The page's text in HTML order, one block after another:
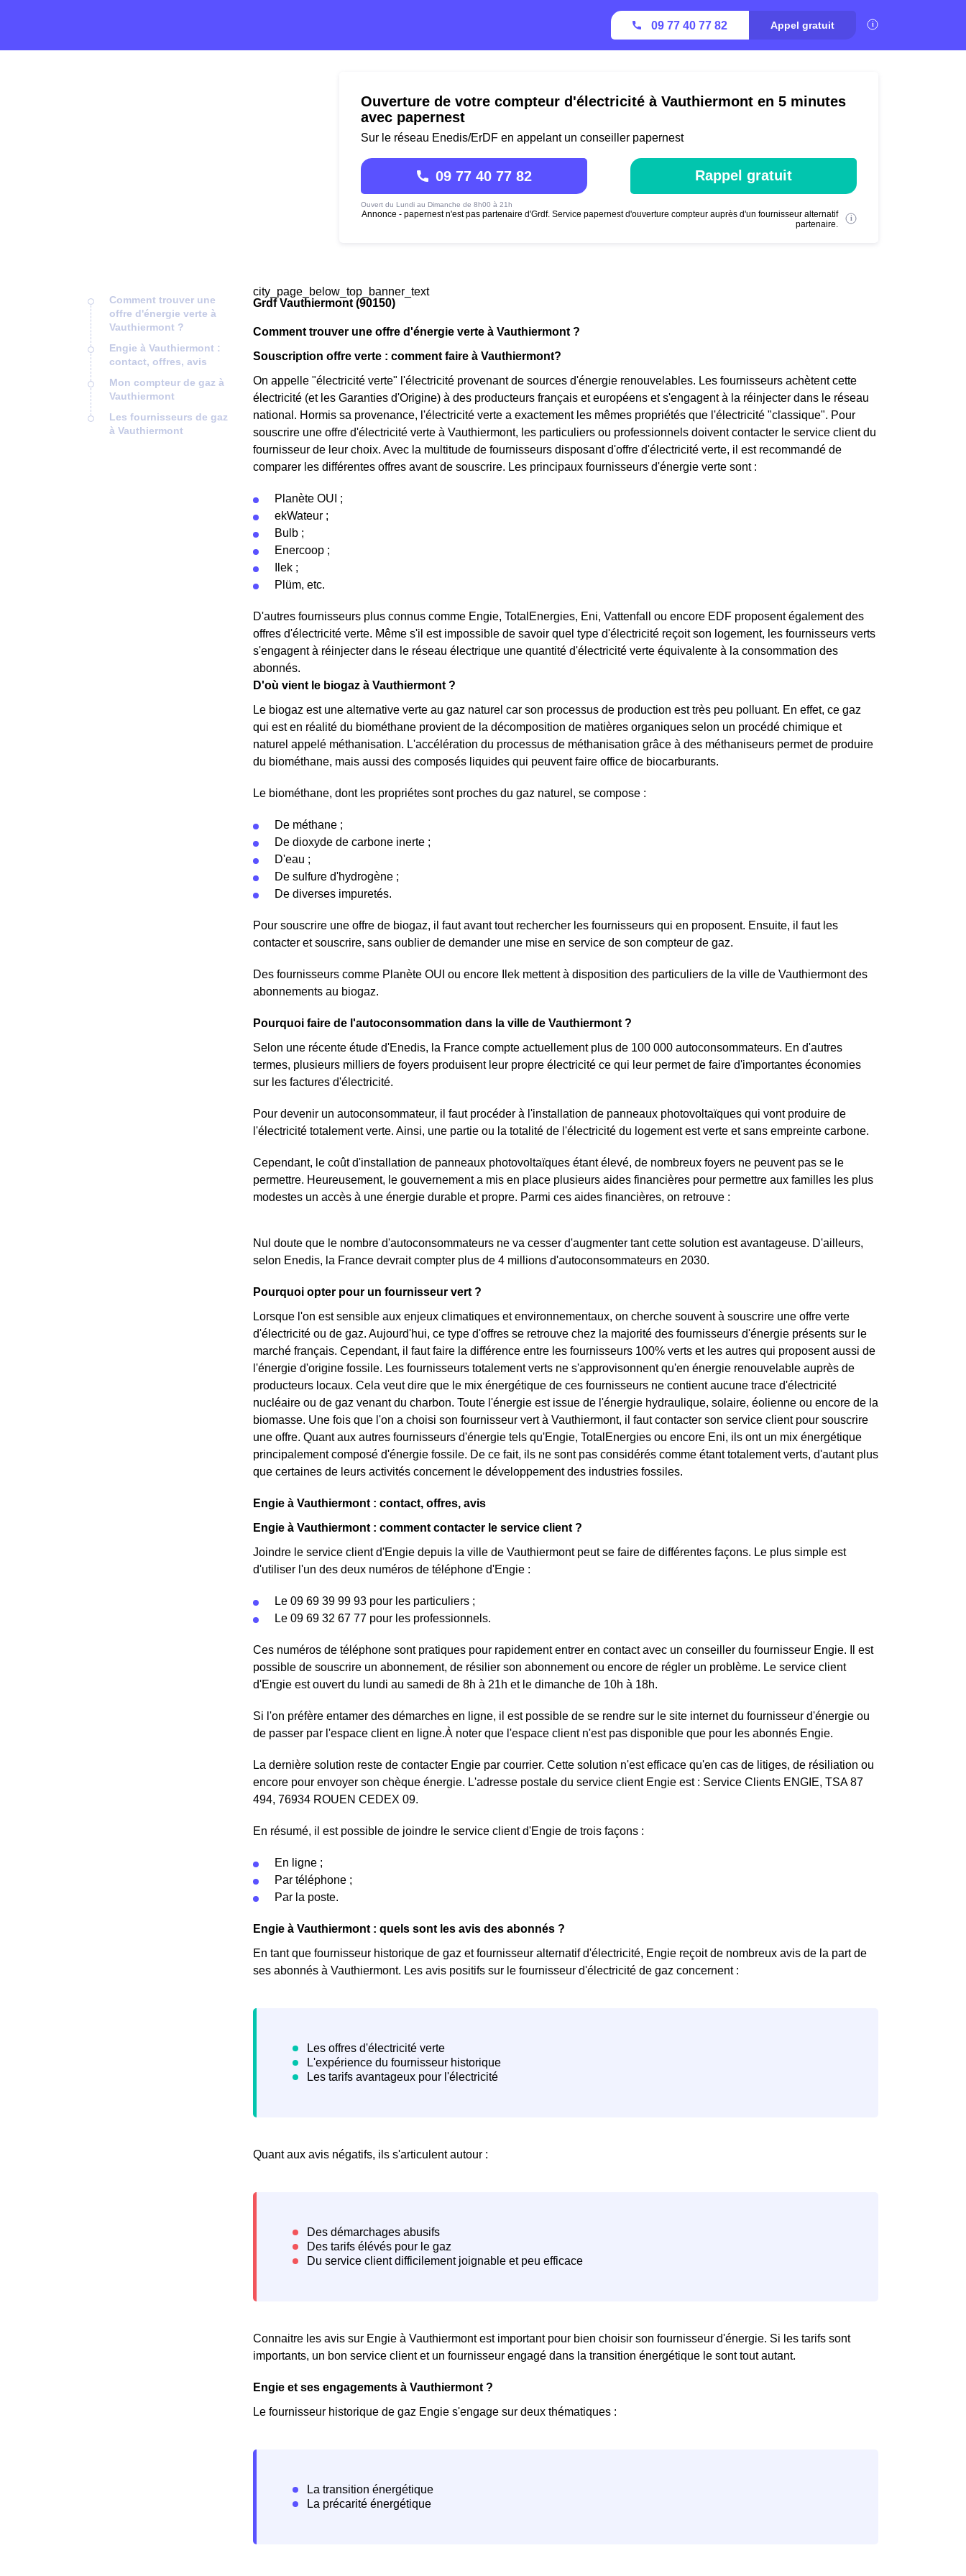
09 77 40 77 82 Appel gratuit
Ouverture de votre compteur d'électricité à Vauthiermont en 5 minutes
avec papernest
Sur le réseau Enedis/ErDF en appelant un conseiller papernest
09 77 40 77 82
Ouvert du Lundi au Dimanche de 8h00 à 21h
Rappel gratuit
Annonce - papernest n'est pas partenaire d'Grdf. Service papernest d'ouverture compteur auprès d'un fournisseur alternatif
partenaire.
Comment trouver une
offre d'énergie verte à
Vauthiermont ?
Engie à Vauthiermont :
contact, offres, avis
Mon compteur de gaz à
Vauthiermont
Les fournisseurs de gaz
à Vauthiermont
city_page_below_top_banner_text
Grdf Vauthiermont (90150)
Comment trouver une offre d'énergie verte à Vauthiermont ?
Souscription offre verte : comment faire à Vauthiermont?
On appelle "électricité verte" l'électricité provenant de sources d'énergie renouvelables. Les fournisseurs achètent cette
électricité (et les Garanties d'Origine) à des producteurs français et européens et s'engagent à la réinjecter dans le réseau
national. Hormis sa provenance, l'électricité verte a exactement les mêmes propriétés que l'électricité "classique". Pour
souscrire une offre d'électricité verte à Vauthiermont, les particuliers ou professionnels doivent contacter le service client du
fournisseur de leur choix. Avec la multitude de fournisseurs disposant d'offre d'électricité verte, il est recommandé de
comparer les différentes offres avant de souscrire. Les principaux fournisseurs d'énergie verte sont :
Planète OUI ;
ekWateur ;
Bulb ;
Enercoop ;
Ilek ;
Plüm, etc.
D'autres fournisseurs plus connus comme Engie, TotalEnergies, Eni, Vattenfall ou encore EDF proposent également des
offres d'électricité verte. Même s'il est impossible de savoir quel type d'électricité reçoit son logement, les fournisseurs verts
s'engagent à réinjecter dans le réseau électrique une quantité d'électricité verte équivalente à la consommation des
abonnés.
D'où vient le biogaz à Vauthiermont ?
Le biogaz est une alternative verte au gaz naturel car son processus de production est très peu polluant. En effet, ce gaz
qui est en réalité du biométhane provient de la décomposition de matières organiques selon un procédé chimique et
naturel appelé méthanisation. L'accélération du processus de méthanisation grâce à des méthaniseurs permet de produire
du biométhane, mais aussi des composés liquides qui peuvent faire office de biocarburants.
Le biométhane, dont les propriétes sont proches du gaz naturel, se compose :
De méthane ;
De dioxyde de carbone inerte ;
D'eau ;
De sulfure d'hydrogène ;
De diverses impuretés.
Pour souscrire une offre de biogaz, il faut avant tout rechercher les fournisseurs qui en proposent. Ensuite, il faut les
contacter et souscrire, sans oublier de demander une mise en service de son compteur de gaz.
Des fournisseurs comme Planète OUI ou encore Ilek mettent à disposition des particuliers de la ville de Vauthiermont des
abonnements au biogaz.
Pourquoi faire de l'autoconsommation dans la ville de Vauthiermont ?
Selon une récente étude d'Enedis, la France compte actuellement plus de 100 000 autoconsommateurs. En d'autres
termes, plusieurs milliers de foyers produisent leur propre électricité ce qui leur permet de faire d'importantes économies
sur les factures d'électricité.
Pour devenir un autoconsommateur, il faut procéder à l'installation de panneaux photovoltaïques qui vont produire de
l'électricité totalement verte. Ainsi, une partie ou la totalité de l'électricité du logement est verte et sans empreinte carbone.
Cependant, le coût d'installation de panneaux photovoltaïques étant élevé, de nombreux foyers ne peuvent pas se le
permettre. Heureusement, le gouvernement a mis en place plusieurs aides financières pour permettre aux familles les plus
modestes un accès à une énergie durable et propre. Parmi ces aides financières, on retrouve :
Nul doute que le nombre d'autoconsommateurs ne va cesser d'augmenter tant cette solution est avantageuse. D'ailleurs,
selon Enedis, la France devrait compter plus de 4 millions d'autoconsommateurs en 2030.
Pourquoi opter pour un fournisseur vert ?
Lorsque l'on est sensible aux enjeux climatiques et environnementaux, on cherche souvent à souscrire une offre verte
d'électricité ou de gaz. Aujourd'hui, ce type d'offres se retrouve chez la majorité des fournisseurs d'énergie présents sur le
marché français. Cependant, il faut faire la différence entre les fournisseurs 100% verts et les autres qui proposent aussi de
l'énergie d'origine fossile. Les fournisseurs totalement verts ne s'approvisonnent qu'en énergie renouvelable auprès de
producteurs locaux. Cela veut dire que le mix énergétique de ces fournisseurs ne contient aucune trace d'électricité
nucléaire ou de gaz venant du charbon. Toute l'énergie est issue de l'énergie hydraulique, solaire, éolienne ou encore de la
biomasse. Une fois que l'on a choisi son fournisseur vert à Vauthiermont, il faut contacter son service client pour souscrire
une offre. Quant aux autres fournisseurs d'énergie tels qu'Engie, TotalEnergies ou encore Eni, ils ont un mix énergétique
principalement composé d'énergie fossile. De ce fait, ils ne sont pas considérés comme étant totalement verts, d'autant plus
que certaines de leurs activités concernent le développement des industries fossiles.
Engie à Vauthiermont : contact, offres, avis
Engie à Vauthiermont : comment contacter le service client ?
Joindre le service client d'Engie depuis la ville de Vauthiermont peut se faire de différentes façons. Le plus simple est
d'utiliser l'un des deux numéros de téléphone d'Engie :
Le 09 69 39 99 93 pour les particuliers ;
Le 09 69 32 67 77 pour les professionnels.
Ces numéros de téléphone sont pratiques pour rapidement entrer en contact avec un conseiller du fournisseur Engie. Il est
possible de souscrire un abonnement, de résilier son abonnement ou encore de régler un problème. Le service client
d'Engie est ouvert du lundi au samedi de 8h à 21h et le dimanche de 10h à 18h.
Si l'on préfère entamer des démarches en ligne, il est possible de se rendre sur le site internet du fournisseur d'énergie ou
de passer par l'espace client en ligne.À noter que l'espace client n'est pas disponible que pour les abonnés Engie.
La dernière solution reste de contacter Engie par courrier. Cette solution n'est efficace qu'en cas de litiges, de résiliation ou
encore pour envoyer son chèque énergie. L'adresse postale du service client Engie est : Service Clients ENGIE, TSA 87
494, 76934 ROUEN CEDEX 09.
En résumé, il est possible de joindre le service client d'Engie de trois façons :
En ligne ;
Par téléphone ;
Par la poste.
Engie à Vauthiermont : quels sont les avis des abonnés ?
En tant que fournisseur historique de gaz et fournisseur alternatif d'électricité, Engie reçoit de nombreux avis de la part de
ses abonnés à Vauthiermont. Les avis positifs sur le fournisseur d'électricité de gaz concernent :
Quant aux avis négatifs, ils s'articulent autour :
Connaitre les avis sur Engie à Vauthiermont est important pour bien choisir son fournisseur d'énergie. Si les tarifs sont
importants, un bon service client et un fournisseur engagé dans la transition énergétique le sont tout autant.
Engie et ses engagements à Vauthiermont ?
Le fournisseur historique de gaz Engie s'engage sur deux thématiques :